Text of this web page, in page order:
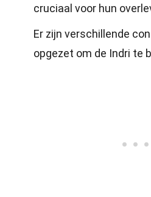
cruciaal voor hun
Er zijn verschillende
opgezet om de Indri te